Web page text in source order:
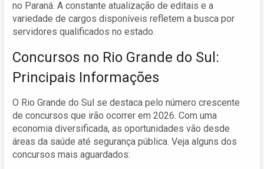
no Paraná. A constante atualização de editais e a
variedade de cargos disponíveis refletem a busca por
servidores qualificados no estado.
Concursos no Rio Grande do Sul:
Principais Informações
O Rio Grande do Sul se destaca pelo número crescente
de concursos que irão ocorrer em 2026. Com uma
economia diversificada, as oportunidades vão desde
áreas da saúde até segurança pública. Veja alguns dos
concursos mais aguardados: